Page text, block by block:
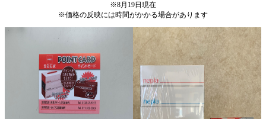
※8月19日現在
※価格の反映には時間がかかる場合があります